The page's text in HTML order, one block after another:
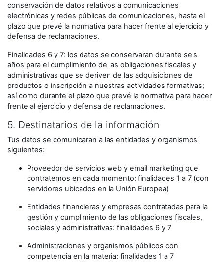
conservación de datos relativos a comunicaciones
electrónicas y redes públicas de comunicaciones, hasta el
plazo que prevé la normativa para hacer frente al ejercicio y
defensa de reclamaciones.
Finalidades 6 y 7: los datos se conservaran durante seis
años para el cumplimiento de las obligaciones fiscales y
administrativas que se deriven de las adquisiciones de
productos o inscripción a nuestras actividades formativas;
así como durante el plazo que prevé la normativa para hacer
frente al ejercicio y defensa de reclamaciones.
5. Destinatarios de la información
Tus datos se comunicaran a las entidades y organismos
siguientes:
Proveedor de servicios web y email marketing que
contratemos en cada momento: finalidades 1 a 7 (con
servidores ubicados en la Unión Europea)
Entidades financieras y empresas contratadas para la
gestión y cumplimiento de las obligaciones fiscales,
sociales y administrativas: finalidades 6 y 7
Administraciones y organismos públicos con
competencia en la materia: finalidades 1 a 7